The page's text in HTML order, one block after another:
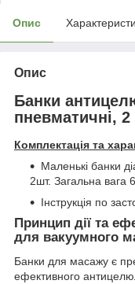
Опис
Опис
Банки
пневматичні,
Комплектація та
Маленькі банки
2шт. Загальна вага
Інструкція по
Принцип дії та
для вакуумного
Банки для масажу є
ефективного